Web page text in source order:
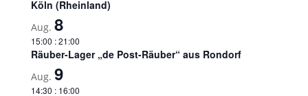
Köln (Rheinland)
Aug. 8
15:00 :21:00
Räuber-Lager „de Post-Räuber“ aus Rondorf
Aug. 9
14:30 : 16:00